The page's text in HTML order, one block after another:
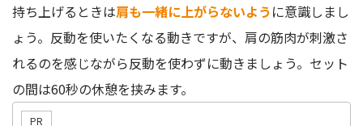
持ち上げるときは肩も一緒に上がらないように意識しまし
ょう。反動を使いたくなる動きですが、肩の筋肉が刺激さ
れるのを感じながら反動を使わずに動きましょう。セット
の間は60秒の休憩を挟みます。